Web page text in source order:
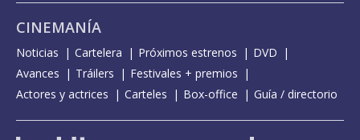
CINEMANÍA
Noticias Cartelera Próximos estrenos
DVD
Avances
Tráilers
Festivales + premios
Actores y actrices
Carteles Box-office Guía / directorio